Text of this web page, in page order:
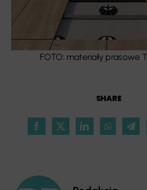
SHARE
FOTO: materiały prasowe